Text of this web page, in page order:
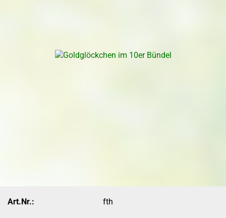
Art.Nr.: fth